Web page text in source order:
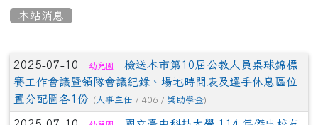
本站消息
文章列表
2025-07-10 幼兒園
檢送本市第10屆公教人員桌球錦標
賽工作會議暨領隊會議紀錄、場地時間表及選手休息區位
置分配圖各1份
( 人事主任 / 406 / 獎助學金)